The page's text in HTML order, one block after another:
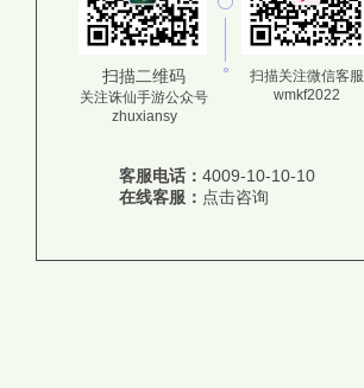
扫描二维码
关注诛仙手游公众号
zhuxiansy
扫描关注微信客服
wmkf2022
客服电话： 4009-10-10-10
在线客服： 点击咨询